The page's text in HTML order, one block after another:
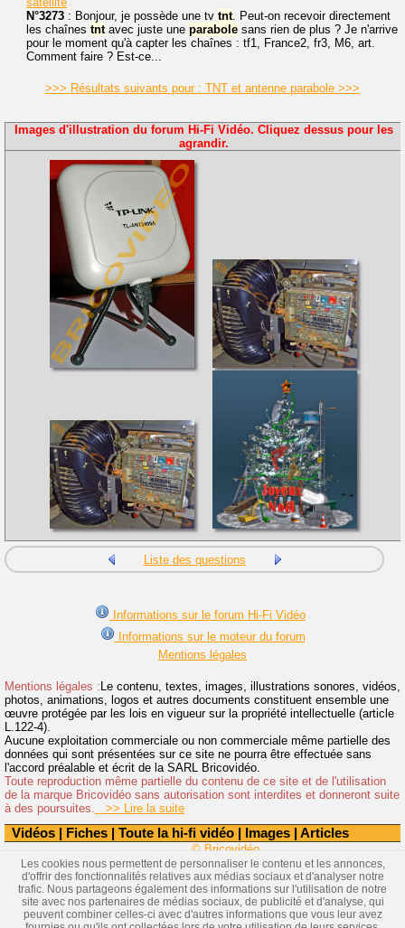
Vidéos | Fiches | Toute la hi-fi vidéo | Images | Articles
N°3273 : Bonjour, je possède une tv tnt. Peut-on recevoir directement
les chaînes tntavec juste une parabole sans rien de plus ? Je n'arrive
pour le moment qu'à capter les chaînes : tf1, France2, fr3, M6, art.
Comment faire ? Est-ce...
>>> Résultats suivants pour : TNT et antenne parabole >>>
Images d'illustration du forum Hi-Fi Vidéo. Cliquez dessus pour les
agrandir.
Liste des questions
Informations sur le forum Hi-Fi Vidéo
Informations sur le moteur du forum
Mentions légales
Mentions légales : Le contenu, textes, images, illustrations sonores, vidéos,
photos, animations, logos et autres documents constituent ensemble une
œuvre protégée par les lois en vigueur sur la propriété intellectuelle (article
L.122-4).
Aucune exploitation commerciale ou non commerciale même partielle des
données qui sont présentées sur ce site ne pourra être effectuée sans
l'accord préalable et écrit de la SARL Bricovidéo.
Toute reproduction même partielle du contenu de ce site et de l'utilisation
de la marque Bricovidéo sans autorisation sont interdites et donneront suite
à des poursuites. >> Lire la suite
© Bricovidéo
Les cookies nous permettent de personnaliser le contenu et les annonces,
d'offrir des fonctionnalités relatives aux médias sociaux et d'analyser notre
trafic. Nous partageons également des informations sur l'utilisation de notre
site avec nos partenaires de médias sociaux, de publicité et d'analyse, qui
peuvent combiner celles-ci avec d'autres informations que vous leur avez